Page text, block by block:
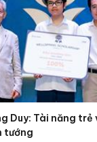
Duy: Tài năng
tướng